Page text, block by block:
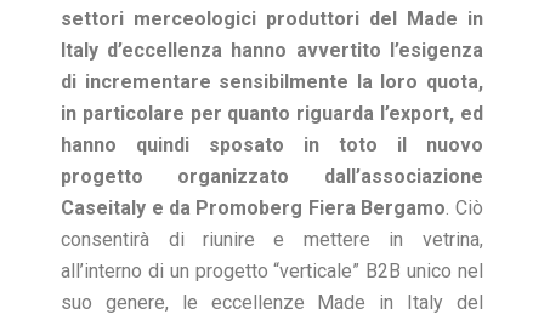
settori merceologici produttori del Made in
Italy d’eccellenza hanno avvertito l’esigenza
di incrementare sensibilmente la loro quota,
in particolare per quanto riguarda l’export, ed
hanno quindi sposato in toto il nuovo
progetto organizzato dall’associazione
Caseitaly e da Promoberg Fiera Bergamo . Ciò
consentirà di riunire e mettere in vetrina,
all’interno di un progetto “verticale” B2B unico nel
suo genere, le eccellenze Made in Italy del